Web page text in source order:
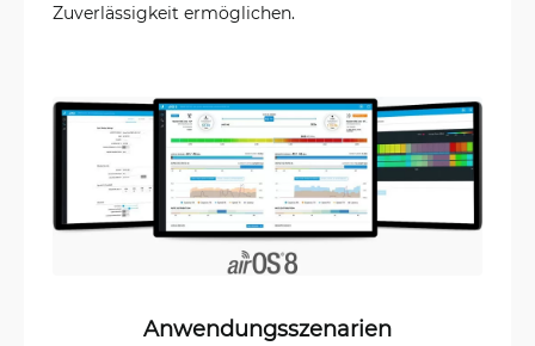
Zuverlässigkeit ermöglichen.
Anwendungsszenarien